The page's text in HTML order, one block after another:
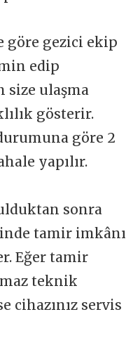
göre gezici ekip
edip
size ulaşma
gösterir.
göre 2
yapılır.
sonra
tamir imkânı
Eğer tamir
teknik
cihazınız servis